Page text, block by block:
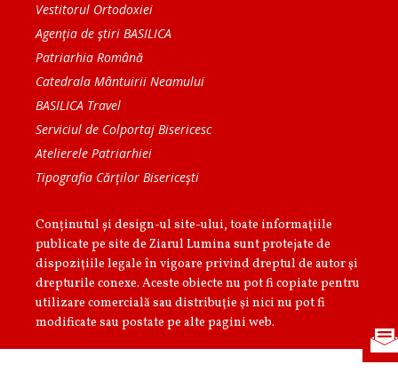
Vestitorul Ortodoxiei
Agenţia de ştiri BASILICA
Patriarhia Română
Catedrala Mântuirii Neamului
BASILICA Travel
Serviciul de Colportaj Bisericesc
Atelierele Patriarhiei
Tipografia Cărţilor Bisericeşti
Conținutul și design-ul site-ului, toate informaţiile
publicate pe site de Ziarul Lumina sunt protejate de
dispoziţiile legale în vigoare privind dreptul de autor şi
drepturile conexe. Aceste obiecte nu pot fi copiate pentru
utilizare comercială sau distribuţie şi nici nu pot fi
modificate sau postate pe alte pagini web.